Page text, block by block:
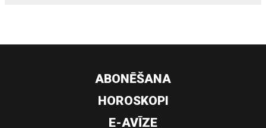
ABONĒŠANA
HOROSKOPI
E-AVĪZE